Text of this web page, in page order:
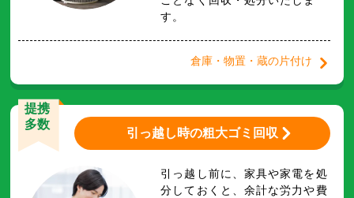
す。
倉庫・物置・蔵の片付け
提携
多数
引っ越し時の粗大ゴミ回収
引っ越し前に、家具や家電を処
分しておくと、余計な労力や費